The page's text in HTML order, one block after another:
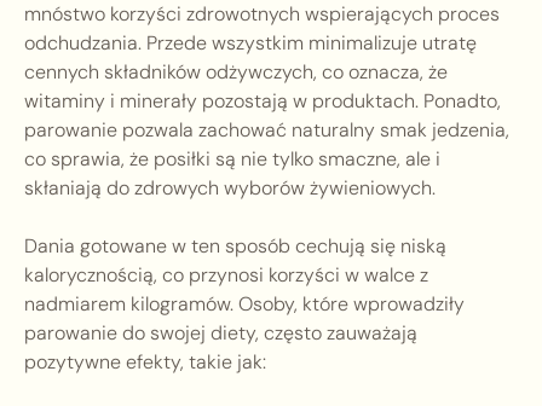
mnóstwo korzyści zdrowotnych wspierających proces
odchudzania. Przede wszystkim minimalizuje utratę
cennych składników odżywczych, co oznacza, że
witaminy i minerały pozostają w produktach. Ponadto,
parowanie pozwala zachować naturalny smak jedzenia,
co sprawia, że posiłki są nie tylko smaczne, ale i
skłaniają do zdrowych wyborów żywieniowych.
Dania gotowane w ten sposób cechują się niską
kalorycznością, co przynosi korzyści w walce z
nadmiarem kilogramów. Osoby, które wprowadziły
parowanie do swojej diety, często zauważają
pozytywne efekty, takie jak: